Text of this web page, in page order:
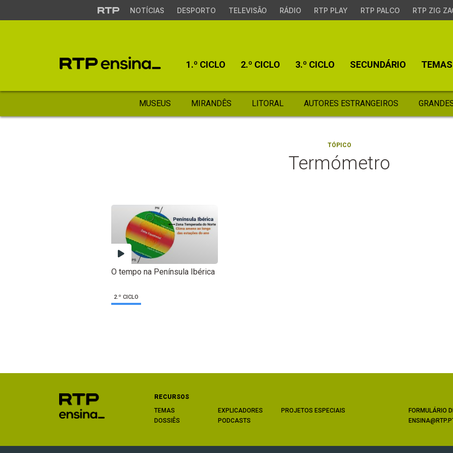
NOTÍCIAS DESPORTO TELEVISÃO RÁDIO RTP PLAY RTP PALCO RTP ZIG
1.º CICLO 2.º CICLO 3.º CICLO SECUNDÁRIO TEMAS
MUSEUS MIRANDÊS LITORAL AUTORES ESTRANGEIROS
TÓPICO
Termómetro
O tempo na Península Ibérica
2.º CICLO
RECURSOS
TEMAS
DOSSIÊS
EXPLICADORES
PODCASTS
PROJETOS ESPECIAIS
FORMULÁRIO